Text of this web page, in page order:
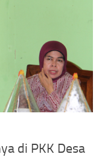
di PKK Desa